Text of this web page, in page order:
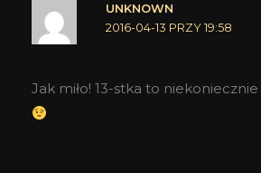
UNKNOWN
2016-04-13 PRZY 19:58
Jak miło! 13-stka to